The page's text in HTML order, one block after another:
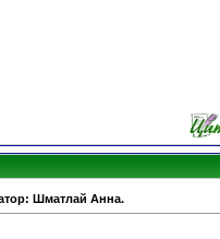
Шматлай Анна.